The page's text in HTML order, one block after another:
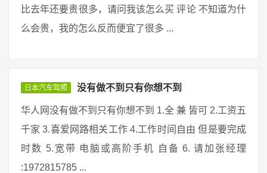
比去年还要贵很多，请问我该怎么买 评论 不知道为什
么会贵，我的怎么反而便宜了很多 ...
日本汽车驾照 没有做不到只有你想不到
华人网没有做不到只有你想不到 1.全 兼 皆可 2.工资五
千家 3.喜爱网路相关工作 4.工作时间自由 但是要完成
时数 5.宽带 电脑或高阶手机 自备 6. 请加张经理
:1972815785 ...